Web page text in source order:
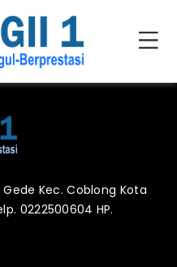
Gede Kec. Coblong Kota
0222500604 HP.